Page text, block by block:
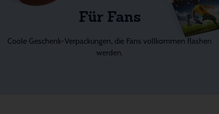
Für Fans
Coole Geschenk-Verpackungen, die Fans vollkommen flashen
werden.